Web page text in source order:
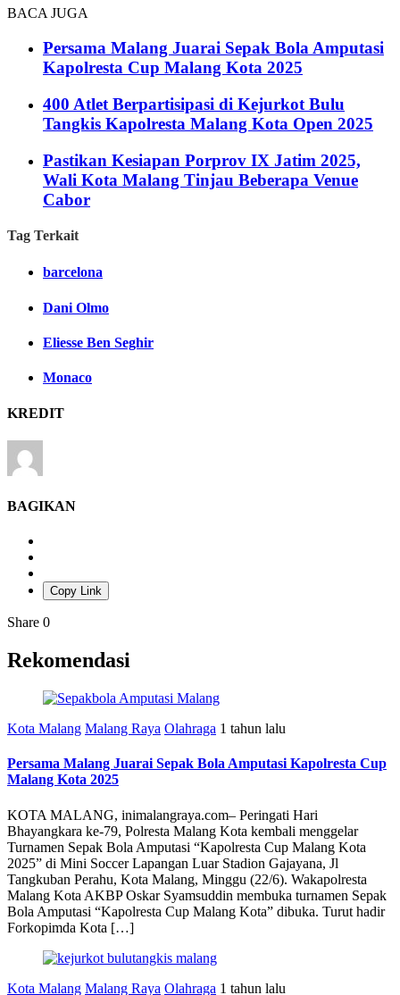
BACA JUGA
Persama Malang Juarai Sepak Bola Amputasi
Kapolresta Cup Malang Kota 2025
400 Atlet Berpartisipasi di Kejurkot Bulu
Tangkis Kapolresta Malang Kota Open 2025
Pastikan Kesiapan Porprov IX Jatim 2025,
Wali Kota Malang Tinjau Beberapa Venue
Cabor
Tag Terkait
barcelona
Dani Olmo
Eliesse Ben Seghir
Monaco
KREDIT
BAGIKAN
Copy Link
Share 0
Rekomendasi
Kota Malang Malang Raya Olahraga 1 tahun lalu
Persama Malang Juarai Sepak Bola Amputasi Kapolresta Cup
Malang Kota 2025
KOTA MALANG, inimalangraya.com– Peringati Hari
Bhayangkara ke-79, Polresta Malang Kota kembali menggelar
Turnamen Sepak Bola Amputasi “Kapolresta Cup Malang Kota
2025” di Mini Soccer Lapangan Luar Stadion Gajayana, Jl
Tangkuban Perahu, Kota Malang, Minggu (22/6). Wakapolresta
Malang Kota AKBP Oskar Syamsuddin membuka turnamen Sepak
Bola Amputasi “Kapolresta Cup Malang Kota” dibuka. Turut hadir
Forkopimda Kota […]
Kota Malang Malang Raya Olahraga 1 tahun lalu